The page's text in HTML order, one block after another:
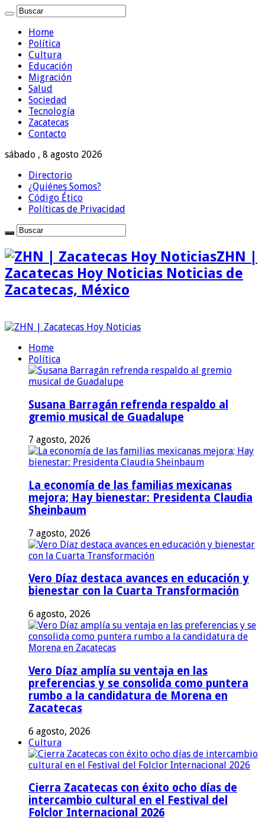
Home
Política
Cultura
Educación
Migración
Salud
Sociedad
Tecnología
Zacatecas
Contacto
sábado , 8 agosto 2026
Directorio
¿Quiénes Somos?
Código Ético
Políticas de Privacidad
ZHN |
Zacatecas Hoy Noticias Noticias de
Zacatecas, México
Home
Política
Susana Barragán refrenda respaldo al
gremio musical de Guadalupe
7 agosto, 2026
La economía de las familias mexicanas
mejora; Hay bienestar: Presidenta Claudia
Sheinbaum
7 agosto, 2026
Vero Díaz destaca avances en educación y
bienestar con la Cuarta Transformación
6 agosto, 2026
Vero Díaz amplía su ventaja en las
preferencias y se consolida como puntera
rumbo a la candidatura de Morena en
Zacatecas
6 agosto, 2026
Cultura
Cierra Zacatecas con éxito ocho días de
intercambio cultural en el Festival del
Folclor Internacional 2026